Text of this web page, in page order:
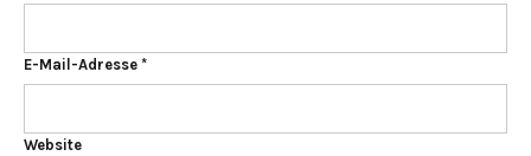
E-Mail-Adresse *
Website